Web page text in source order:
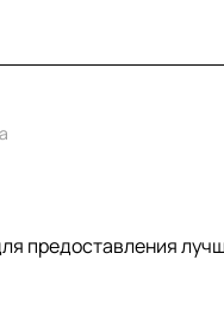
предоставления